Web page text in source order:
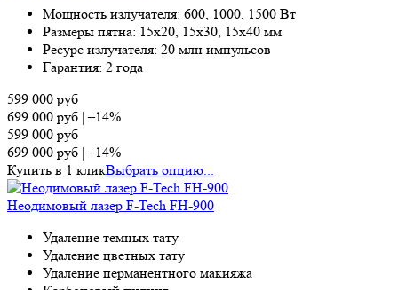
Мощность излучателя: 600, 1000, 1500 Вт
Размеры пятна: 15х20, 15х30, 15х40 мм
Ресурс излучателя: 20 млн импульсов
Гарантия: 2 года
599 000 руб
699 000 руб |–14%
599 000 руб
699 000 руб |–14%
Купить в 1 кликВыбрать опцию...
Неодимовый лазер F-Tech FH-900
Удаление темных тату
Удаление цветных тату
Удаление перманентного макияжа